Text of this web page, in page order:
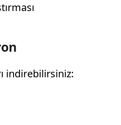
indirebilirsiniz: